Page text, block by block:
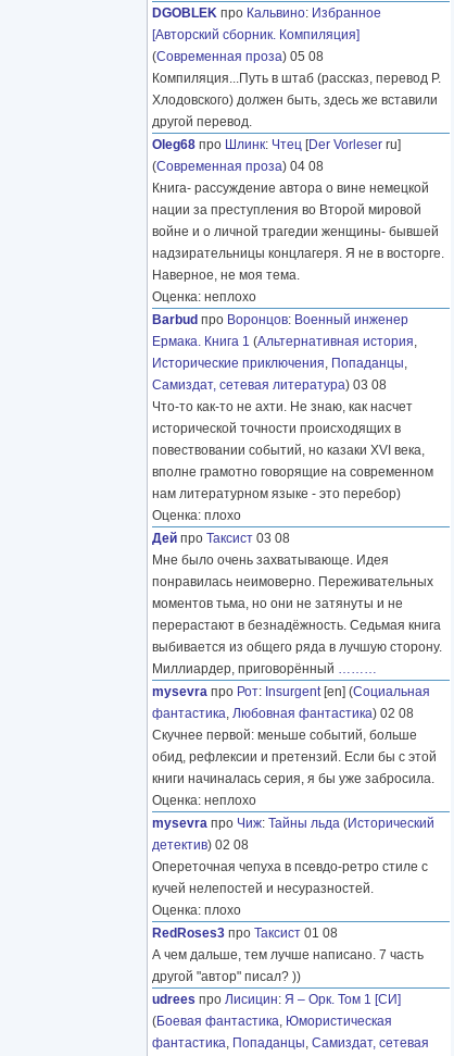
DGOBLEK про Кальвино: Избранное
[Авторский сборник. Компиляция]
(Современная проза) 05 08
Компиляция...Путь в штаб (рассказ, перевод Р.
Хлодовского) должен быть, здесь же вставили
другой перевод.
Oleg68 про Шлинк: Чтец [Der Vorleser ru]
(Современная проза) 04 08
Книга- рассуждение автора о вине немецкой
нации за преступления во Второй мировой
войне и о личной трагедии женщины- бывшей
надзирательницы концлагеря. Я не в восторге.
Наверное, не моя тема.
Оценка: неплохо
Barbud про Воронцов: Военный инженер
Ермака. Книга 1 (Альтернативная история,
Исторические приключения, Попаданцы,
Самиздат, сетевая литература) 03 08
Что-то как-то не ахти. Не знаю, как насчет
исторической точности происходящих в
повествовании событий, но казаки XVI века,
вполне грамотно говорящие на современном
нам литературном языке - это перебор)
Оценка: плохо
Дей про Таксист 03 08
Мне было очень захватывающе. Идея
понравилась неимоверно. Переживательных
моментов тьма, но они не затянуты и не
перерастают в безнадёжность. Седьмая книга
выбивается из общего ряда в лучшую сторону.
Миллиардер, приговорённый ………
mysevra про Рот: Insurgent[en] (Социальная
фантастика, Любовная фантастика) 02 08
Скучнее первой: меньше событий, больше
обид, рефлексии и претензий. Если бы с этой
книги начиналась серия, я бы уже забросила.
Оценка: неплохо
mysevra про Чиж: Тайны льда (Исторический
детектив) 02 08
Опереточная чепуха в псевдо-ретро стиле с
кучей нелепостей и несуразностей.
Оценка: плохо
RedRoses3 про Таксист 01 08
А чем дальше, тем лучше написано. 7 часть
другой "автор" писал? ))
udrees про Лисицин: Я – Орк. Том 1 [СИ]
(Боевая фантастика, Юмористическая
фантастика, Попаданцы, Самиздат, сетевая